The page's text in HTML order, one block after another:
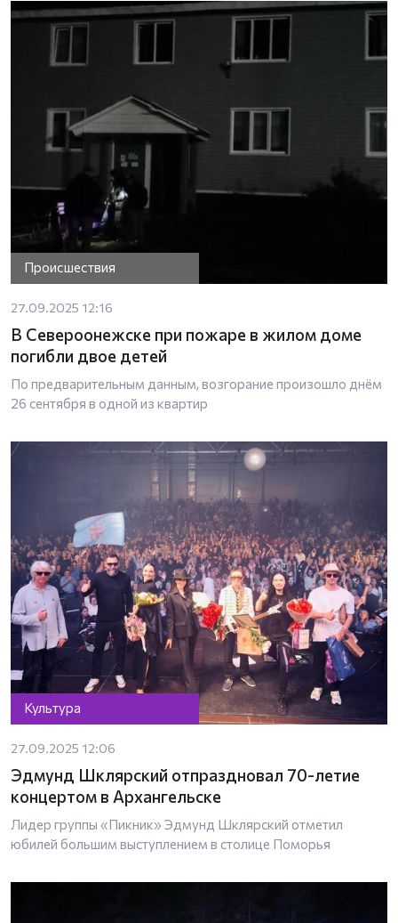
Происшествия
27.09.2025 12:16
В Североонежске при пожаре в жилом доме
погибли двое детей
По предварительным данным, возгорание произошло днём
26 сентября в одной из квартир
Культура
27.09.2025 12:06
Эдмунд Шклярский отпраздновал 70-летие
концертом в Архангельске
Лидер группы «Пикник» Эдмунд Шклярский отметил
юбилей большим выступлением в столице Поморья